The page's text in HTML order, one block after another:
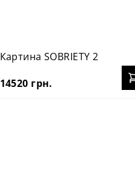
Картина SOBRIETY 2
14520 грн.